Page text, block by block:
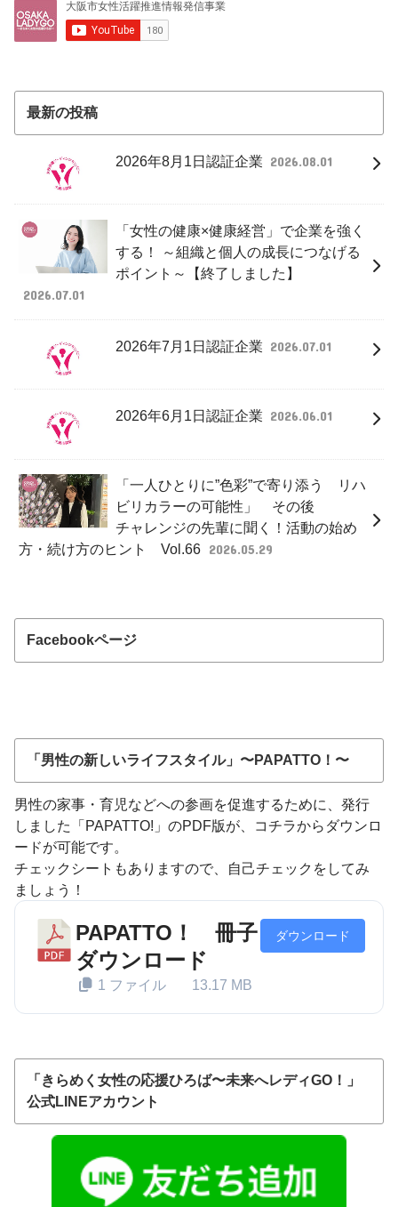
最新の投稿
2026年8月1日認証企業 2026.08.01
「女性の健康×健康経営」で企業を強く
する！ ～組織と個人の成長につなげる
ポイント～【終了しました】
2026.07.01
2026年7月1日認証企業 2026.07.01
2026年6月1日認証企業 2026.06.01
「一人ひとりに”色彩”で寄り添う リハ
ビリカラーの可能性」 その後
チャレンジの先輩に聞く！活動の始め
方・続け方のヒント Vol.66 2026.05.29
Facebookページ
「男性の新しいライフスタイル」〜PAPATTO！〜
男性の家事・育児などへの参画を促進するために、発行
しました「PAPATTO!」のPDF版が、コチラからダウンロ
ードが可能です。
チェックシートもありますので、自己チェックをしてみ
ましょう！
PAPATTO！ 冊子
ダウンロード
1 ファイル 13.17 MB
ダウンロード
「きらめく女性の応援ひろば〜未来へレディGO！」
公式LINEアカウント